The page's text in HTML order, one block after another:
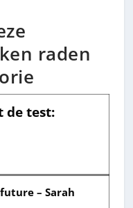
raden
de test:
– Sarah